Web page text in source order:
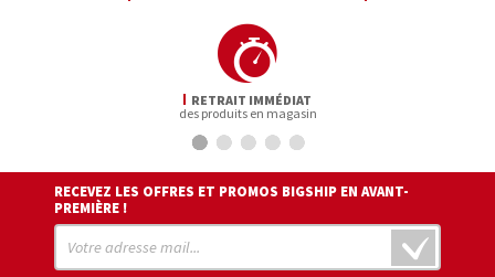
RETRAIT IMMÉDIAT
des produits en magasin
RECEVEZ LES OFFRES ET PROMOS BIGSHIP EN AVANT-
PREMIÈRE !